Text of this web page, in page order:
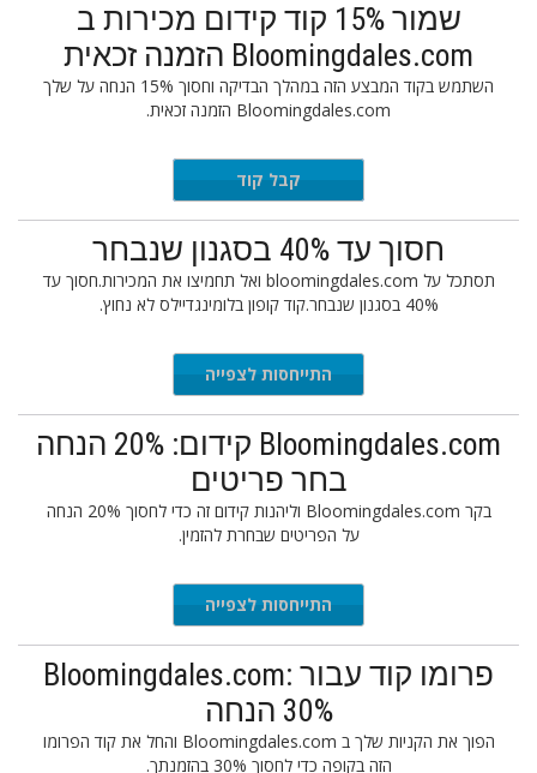
שמור 15% קוד קידום מכירות ב
Bloomingdales.com הזמנה זכאית
השתמש בקוד המבצע הזה במהלך הבדיקה וחסוך 15% הנחה על שלך
Bloomingdales.com הזמנה זכאית.
קבל קוד
חסוך עד 40% בסגנון שנבחר
תסתכל על bloomingdales.com ואל תחמיצו את המכירות.חסוך עד
40% בסגנון שנבחר.קוד קופון בלומינגדיילס לא נחוץ.
התייחסות לצפייה
Bloomingdales.com קידום: 20% הנחה
בחר פריטים
בקר Bloomingdales.com וליהנות קידום זה כדי לחסוך 20% הנחה
על הפריטים שבחרת להזמין.
התייחסות לצפייה
פרומו קוד עבור Bloomingdales.com:
30% הנחה
הפוך את הקניות שלך ב Bloomingdales.com והחל את קוד הפרומו
הזה בקופה כדי לחסוך 30% בהזמנתך.